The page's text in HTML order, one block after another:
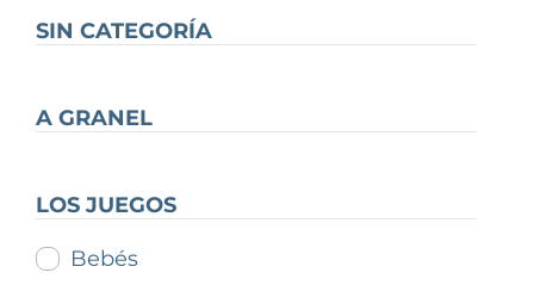
SIN CATEGORÍA
A GRANEL
LOS JUEGOS
Bebés